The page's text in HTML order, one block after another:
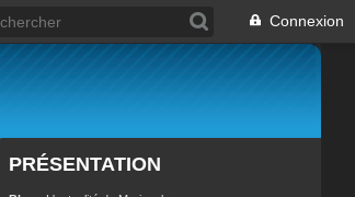
Connexion
PRÉSENTATION